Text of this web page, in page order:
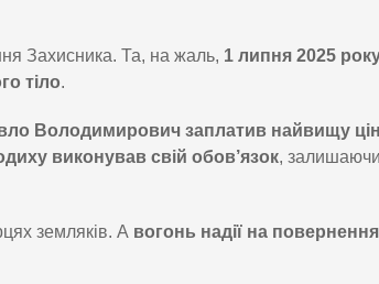
Захисника. Та, на жаль, 1 липня 2025
тіло.
Володимирович заплатив найвищу
виконував свій обов’язок,
земляків. А вогонь надії на